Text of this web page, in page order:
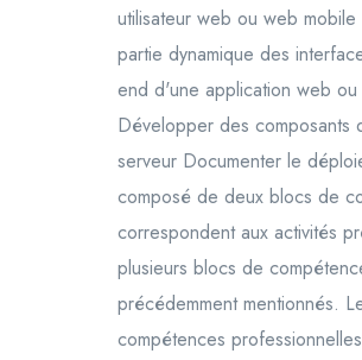
utilisateur web ou web
partie dynamique des
end d'une application web
Développer des
serveur Documenter le
composé de deux blocs de
correspondent aux activités
plusieurs blocs de
précédemment mentionnés.
compétences